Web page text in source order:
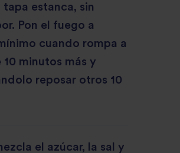
estanca, sin
Pon el fuego a
cuando rompa a
minutos más y
reposar otros 10
el azúcar, la sal y